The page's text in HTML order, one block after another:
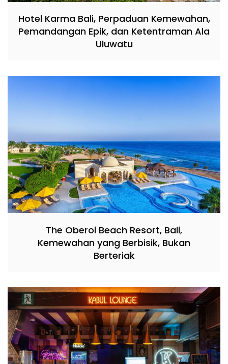
Hotel Karma Bali, Perpaduan Kemewahan,
Pemandangan Epik, dan Ketentraman Ala
Uluwatu
The Oberoi Beach Resort, Bali,
Kemewahan yang Berbisik, Bukan
Berteriak